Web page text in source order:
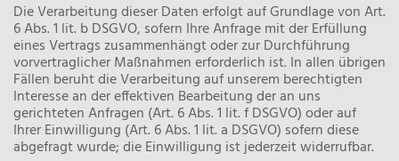
Die Verarbeitung dieser Daten erfolgt auf Grundlage von Art.
6 Abs. 1 lit. b DSGVO, sofern Ihre Anfrage mit der Erfüllung
eines Vertrags zusammenhängt oder zur Durchführung
vorvertraglicher Maßnahmen erforderlich ist. In allen übrigen
Fällen beruht die Verarbeitung auf unserem berechtigten
Interesse an der effektiven Bearbeitung der an uns
gerichteten Anfragen (Art. 6 Abs. 1 lit. f DSGVO) oder auf
Ihrer Einwilligung (Art. 6 Abs. 1 lit. a DSGVO) sofern diese
abgefragt wurde; die Einwilligung ist jederzeit widerrufbar.